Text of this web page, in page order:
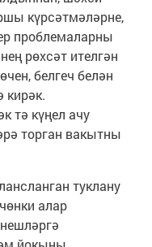
күрсәтмәләрне,
проблемаларны
рөхсәт ителгән
белгеч белән
кирәк.
тә күңел ачу
торган вакытны
туклану
алар